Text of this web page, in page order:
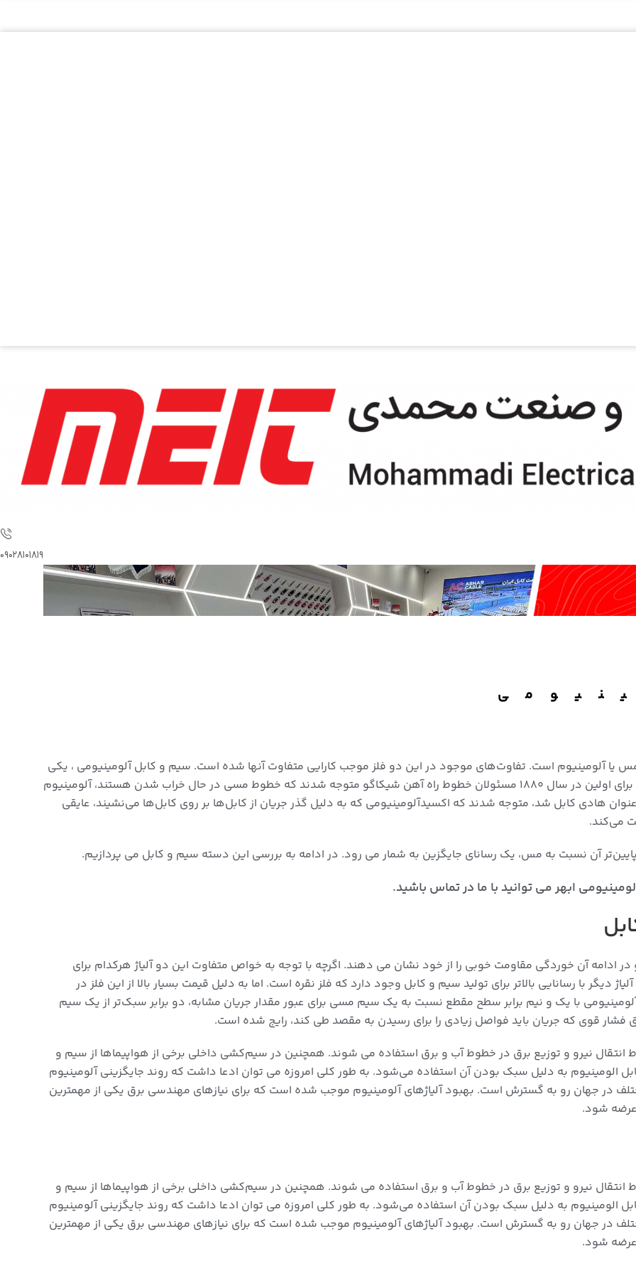
۰۹۰۲۸۱۰۱۸۱۹
آلومینیوم است. تفاوت‌های موجود در این دو فلز موجب کارایی متفاوت آنها شده است. سیم و کابل آلومینیومی ، یکی
از انواع سیم و کابل است که به دلیل خواص رسانایی خود از متمایز می شود. برای اولین در سال ۱۸۸۰ مسئولان خطوط راه آهن شیکاگو متوجه شدند که خطوط مسی در حال خراب شدن هستند، آلومینیوم
هادی کابل شد، متوجه شدند که اکسیدآلومینیومی که به دلیل گذر جریان از کابل‌ها بر روی کابل‌ها می‌نشیند، عایقی
می‌کند.
آن نسبت به مس، یک رسانای جایگزین به شمار می رود. در ادامه به بررسی این دسته سیم و کابل می پردازیم.
ابهر می توانید با ما در تماس باشید.
ادامه آن خوردگی مقاومت خوبی را از خود نشان می دهند. اگرچه با توجه به خواص متفاوت این دو آلیاژ هرکدام برای
با رسانایی بالاتر برای تولید سیم و کابل وجود دارد که فلز نقره است. اما به دلیل قیمت بسیار بالا از این فلز در
با یک ‌و نیم برابر سطح مقطع نسبت به یک سیم مسی برای عبور مقدار جریان مشابه، دو برابر سبک‌تر از یک سیم
قوی که جریان باید فواصل زیادی را برای رسیدن به مقصد طی کند، رایج شده است.
نیرو و توزیع برق در خطوط آب و برق استفاده می شوند. همچنین در سیم‌کشی داخلی برخی از هواپیماها از سیم و
الومینیوم به دلیل سبک بودن آن استفاده می‌شود. به طور کلی امروزه می توان ادعا داشت که روند جایگزینی آلومینیوم
جهان رو به گسترش است. بهبود آلیاژهای آلومینیوم موجب شده است که برای نیازهای مهندسی برق یکی از مهمترین
عرضه شود.
نیرو و توزیع برق در خطوط آب و برق استفاده می شوند. همچنین در سیم‌کشی داخلی برخی از هواپیماها از سیم و
الومینیوم به دلیل سبک بودن آن استفاده می‌شود. به طور کلی امروزه می توان ادعا داشت که روند جایگزینی آلومینیوم
جهان رو به گسترش است. بهبود آلیاژهای آلومینیوم موجب شده است که برای نیازهای مهندسی برق یکی از مهمترین
عرضه شود.